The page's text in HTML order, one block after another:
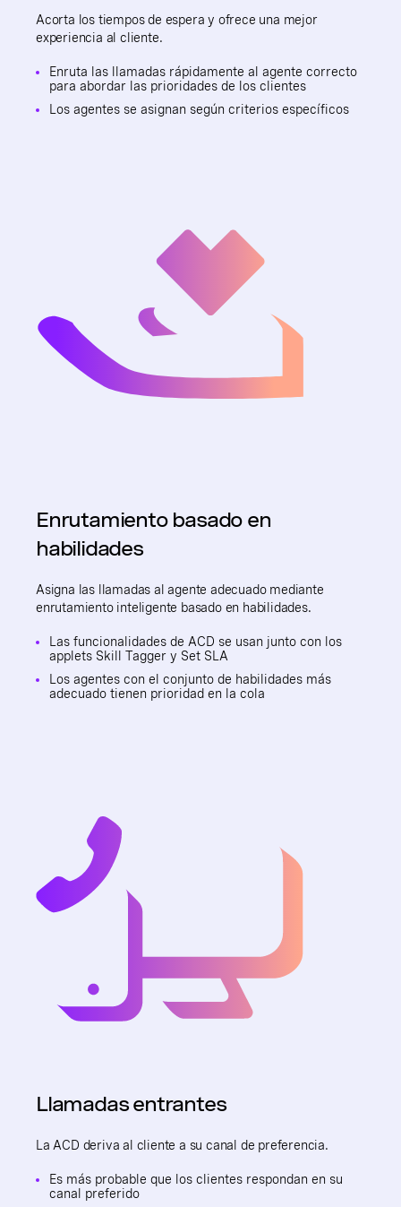
Acorta los tiempos de espera y ofrece una mejor
experiencia al cliente.
Enruta las llamadas rápidamente al agente correcto
para abordar las prioridades de los clientes
Los agentes se asignan según criterios específicos
Enrutamiento basado en
habilidades
Asigna las llamadas al agente adecuado mediante
enrutamiento inteligente basado en habilidades.
Las funcionalidades de ACD se usan junto con los
applets Skill Tagger y Set SLA
Los agentes con el conjunto de habilidades más
adecuado tienen prioridad en la cola
Llamadas entrantes
La ACD deriva al cliente a su canal de preferencia.
Es más probable que los clientes respondan en su
canal preferido